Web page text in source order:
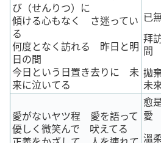
び（せんりつ）に
傾ける心もなく さ迷ってい
る
何度となく訪れる 昨日と明
日の間
今日という日置き去りに 未
来に泣いてる
已
拜
間
拋
未
愛がないヤツ程 愛を語って
優しく微笑んで 吠えてる
愈
愛
溫